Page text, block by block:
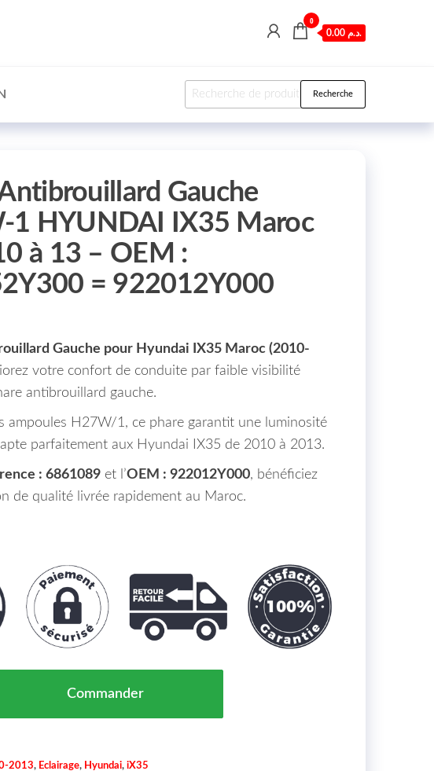
0
0.00 د.م.
Recherche pour : Recherche
Gauche
1 HYUNDAI IX35 Maroc
à 13 – OEM :
= 922012Y000
Gauche pour Hyundai IX35 Maroc (2010-
votre confort de conduite par faible visibilité
antibrouillard gauche.
ampoules H27W/1, ce phare garantit une luminosité
parfaitement aux Hyundai IX35 de 2010 à 2013.
: 6861089et l’OEM : 922012Y000, bénéficiez
de qualité livrée rapidement au Maroc.
Commander
2013, Eclairage, Hyundai, iX35